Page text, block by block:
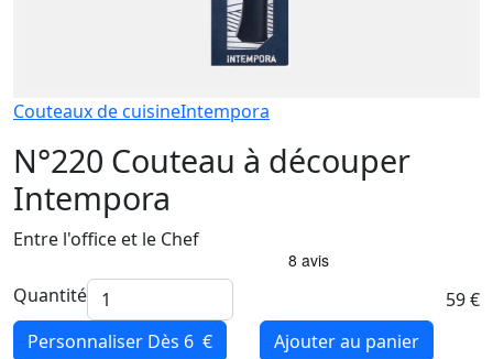
Couteaux de cuisineIntempora
N°220 Couteau à découper
Intempora
Entre l'office et le Chef
Quantité
59 €
Personnaliser Dès 6 €
Ajouter au panier